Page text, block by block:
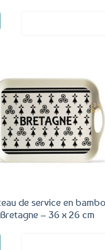
aux
de service en
Bretagne – 36 x 26 cm